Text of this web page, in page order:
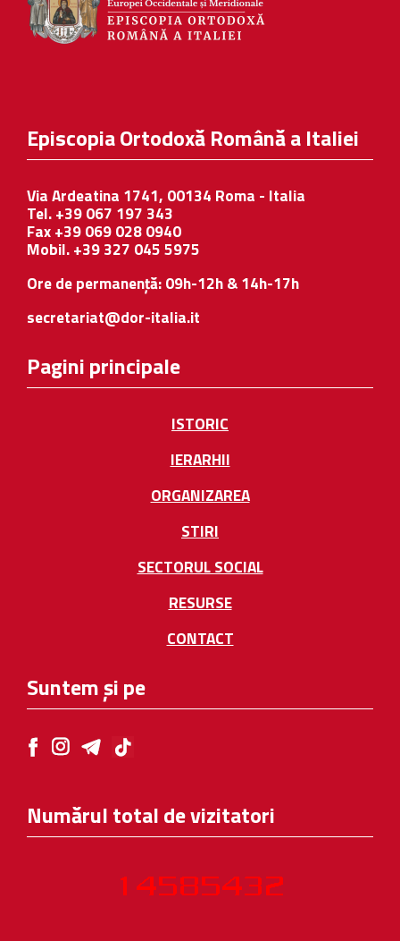
Episcopia Ortodoxă Română a Italiei
Via Ardeatina 1741, 00134 Roma - Italia
Tel. +39 067 197 343
Fax +39 069 028 0940
Mobil. +39 327 045 5975
Ore de permanență: 09h-12h & 14h-17h
secretariat@dor-italia.it
Pagini principale
ISTORIC
IERARHII
ORGANIZAREA
STIRI
SECTORUL SOCIAL
RESURSE
CONTACT
Suntem și pe
Numărul total de vizitatori